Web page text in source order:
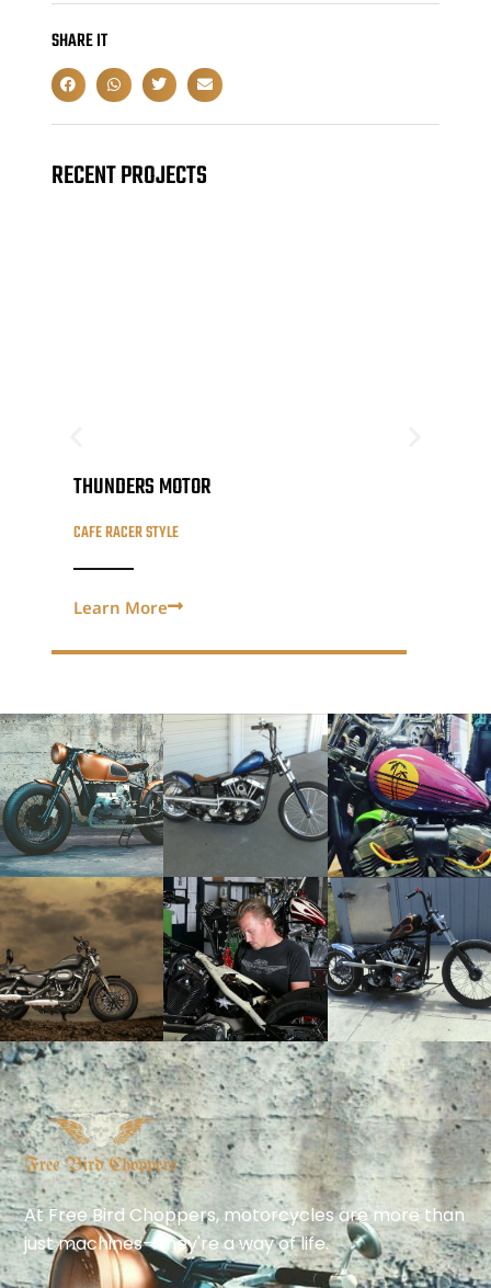
SHARE IT
RECENT PROJECTS
THUNDERS MOTOR
CAFE RACER STYLE
Learn More
At Free Bird Choppers, motorcycles are more than
just machines—they're a way of life.